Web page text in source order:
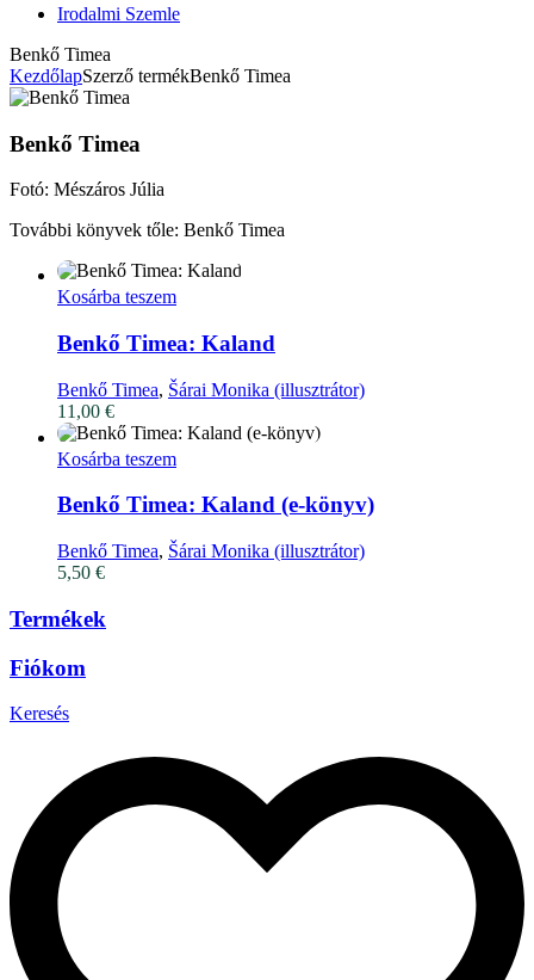
Irodalmi Szemle
Benkő Timea
KezdőlapSzerző termékBenkő Timea
Benkő Timea
Fotó: Mészáros Júlia
További könyvek tőle: Benkő Timea
Kosárba teszem
Benkő Timea: Kaland
Benkő Timea, Šárai Monika (illusztrátor)
11,00 €
Kosárba teszem
Benkő Timea: Kaland (e-könyv)
Benkő Timea, Šárai Monika (illusztrátor)
5,50 €
Termékek
Fiókom
Keresés